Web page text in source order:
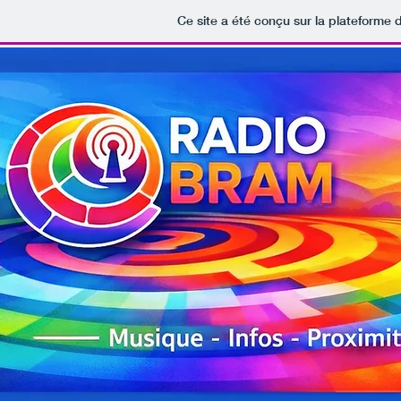
Ce site a été conçu sur la
Accueil Émissions de radio Nos actualités